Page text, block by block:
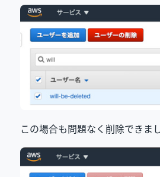
この場合も問題なく削除できま